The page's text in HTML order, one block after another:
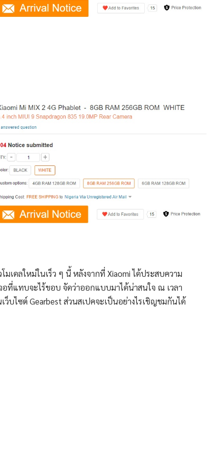
มเดลใหม่ในเร็ว ๆ นี้ หลังจากที่ Xiaomi ได้ประสบความ
ที่แทบจะไร้ขอบ จัดว่าออกแบบมาได้น่าสนใจ ณ เวลา
บไซต์ Gearbest ส่วนสเปคจะเป็นอย่างไรเชิญชมกันได้